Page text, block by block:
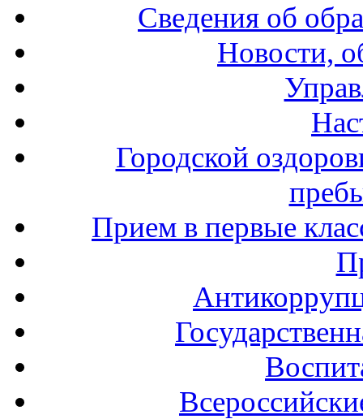
Сведения об
Новости,
Городской
Прием в первые